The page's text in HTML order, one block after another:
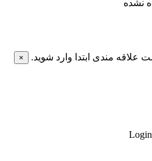
نشده
علاقه مندی ابتدا وارد شوید. ×
Login